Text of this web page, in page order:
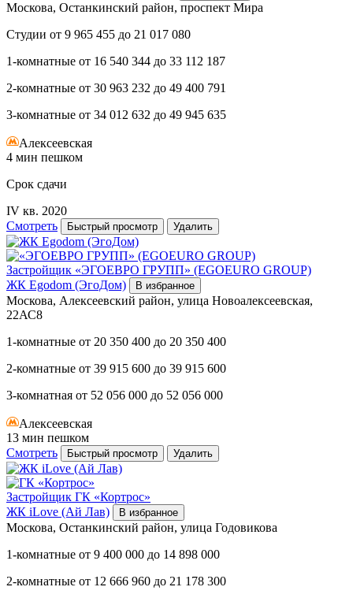
Москова, Останкинский район, проспект Мира
Студии от 9 965 455 до 21 017 080
1-комнатные от 16 540 344 до 33 112 187
2-комнатные от 30 963 232 до 49 400 791
3-комнатные от 34 012 632 до 49 945 635
Алексеевская
4 мин пешком
Срок сдачи
IV кв. 2020
Смотреть
Быстрый просмотр Удалить
Застройщик «ЭГОЕВРО ГРУПП» (EGOEURO GROUP)
ЖК Egodom (ЭгоДом)
В избранное
Москова, Алексеевский район, улица Новоалексеевская,
22АС8
1-комнатные от 20 350 400 до 20 350 400
2-комнатные от 39 915 600 до 39 915 600
3-комнатная от 52 056 000 до 52 056 000
Алексеевская
13 мин пешком
Смотреть
Быстрый просмотр Удалить
Застройщик ГК «Кортрос»
ЖК iLove (Ай Лав)
В избранное
Москова, Останкинский район, улица Годовикова
1-комнатные от 9 400 000 до 14 898 000
2-комнатные от 12 666 960 до 21 178 300